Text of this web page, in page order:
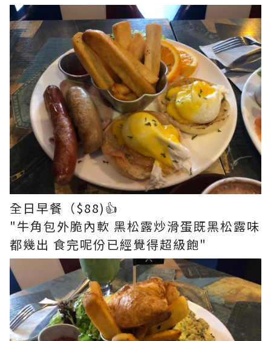
全日早餐（$88)👍
"牛角包外脆內軟 黑松露炒滑蛋既黑松露味
都幾出 食完呢份已經覺得超級飽"